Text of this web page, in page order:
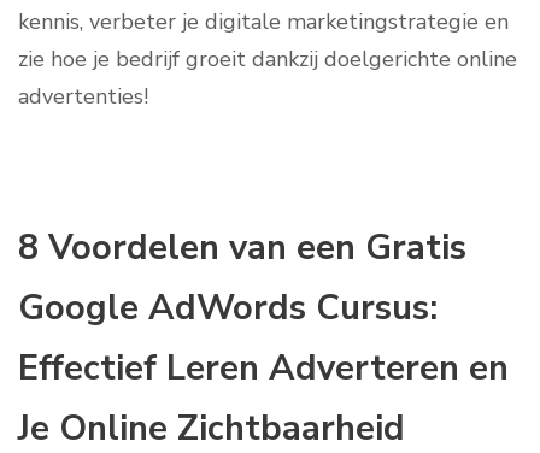
kennis, verbeter je digitale marketingstrategie en
zie hoe je bedrijf groeit dankzij doelgerichte online
advertenties!
8 Voordelen van een Gratis
Google AdWords Cursus:
Effectief Leren Adverteren en
Je Online Zichtbaarheid